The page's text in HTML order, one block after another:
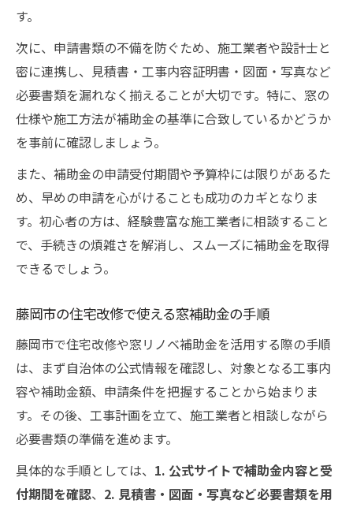
す。
次に、申請書類の不備を防ぐため、施工業者や設計士と
密に連携し、見積書・工事内容証明書・図面・写真など
必要書類を漏れなく揃えることが大切です。特に、窓の
仕様や施工方法が補助金の基準に合致しているかどうか
を事前に確認しましょう。
また、補助金の申請受付期間や予算枠には限りがあるた
め、早めの申請を心がけることも成功のカギとなりま
す。初心者の方は、経験豊富な施工業者に相談すること
で、手続きの煩雑さを解消し、スムーズに補助金を取得
できるでしょう。
藤岡市の住宅改修で使える窓補助金の手順
藤岡市で住宅改修や窓リノベ補助金を活用する際の手順
は、まず自治体の公式情報を確認し、対象となる工事内
容や補助金額、申請条件を把握することから始まりま
す。その後、工事計画を立て、施工業者と相談しながら
必要書類の準備を進めます。
具体的な手順としては、 1. 公式サイトで補助金内容と受
付期間を確認、 2. 見積書・図面・写真など必要書類を用